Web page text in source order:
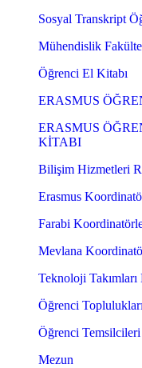
Sosyal Transkript
Mühendislik
Öğrenci El Kitabı
ERASMUS
ERASMUS
KİTABI
Bilişim Hizmetleri
Erasmus
Farabi
Mevlana
Teknoloji
Öğrenci Toplulukları
Öğrenci Temsilcileri
Mezun